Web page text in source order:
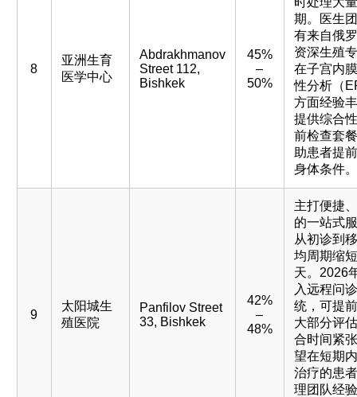
8
亚洲生育
医学中心
Abdrakhmanov
Street 112,
Bishkek
45%
–
50%
期。医生
有来自俄
资深生殖
在子宫内
性分析（
方面经验
提供综合
前检查套
助患者提
身体条件。
9
太阳城生
殖医院
Panfilov Street
33, Bishkek
42%
–
48%
主打便捷
的一站式
从初诊到
均周期缩
天。2026
入远程问
统，可提
大部分评
合时间紧
望在短期
治疗的患
理团队经